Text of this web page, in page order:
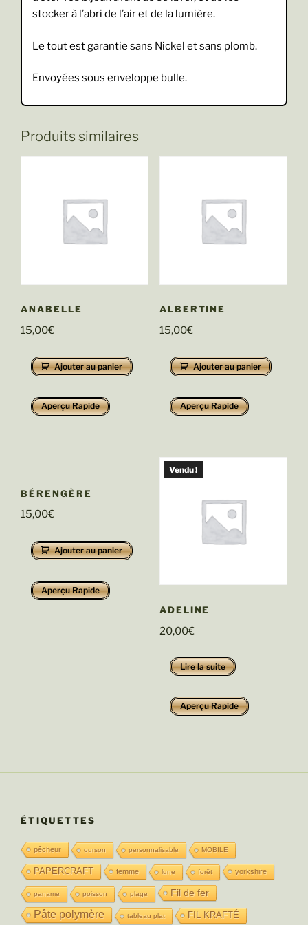
stocker à l’abri de l’air et de la lumière.
Le tout est garantie sans Nickel et sans plomb.
Envoyées sous enveloppe bulle.
Produits similaires
ANABELLE
15,00€
Ajouter au panier
Aperçu Rapide
ALBERTINE
15,00€
Ajouter au panier
Aperçu Rapide
BÉRENGÈRE
15,00€
Ajouter au panier
Aperçu Rapide
Vendu !
ADELINE
20,00€
Lire la suite
Aperçu Rapide
ÉTIQUETTES
pêcheur ourson personnalisable MOBILE
PAPERCRAFT femme lune forêt yorkshire
paname poisson plage Fil de fer
Pâte polymère tableau plat FIL KRAFTÉ